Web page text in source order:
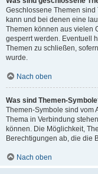
Geschlossene Themen
kann und bei denen eine
Themen können aus vielen
gesperrt werden. Eventuell
Themen zu schließen,
wurde.
Nach oben
Was sind Themen-
Themen-Symbole sind vom
Thema in Verbindung
können. Die Möglichkeit,
Berechtigungen ab, die die
Nach oben